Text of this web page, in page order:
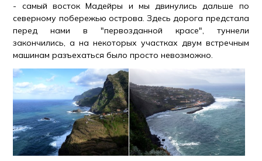
- самый восток Мадейры и мы двинулись дальше по
северному побережью острова. Здесь дорога предстала
перед нами в "первозданной красе", туннели
закончились, а на некоторых участках двум встречным
машинам разъехаться было просто невозможно.